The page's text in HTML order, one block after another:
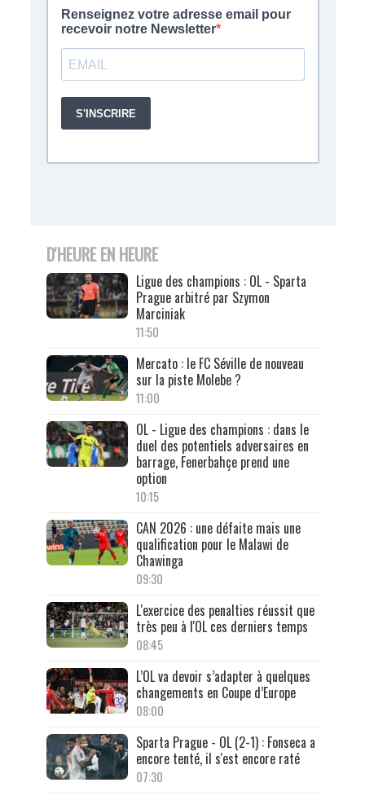
D'HEURE EN HEURE
Ligue des champions : OL - Sparta
Prague arbitré par Szymon
Marciniak
11:50
Mercato : le FC Séville de nouveau
sur la piste Molebe ?
11:00
OL - Ligue des champions : dans le
duel des potentiels adversaires en
barrage, Fenerbahçe prend une
option
10:15
CAN 2026 : une défaite mais une
qualification pour le Malawi de
Chawinga
09:30
L'exercice des penalties réussit que
très peu à l'OL ces derniers temps
08:45
L’OL va devoir s’adapter à quelques
changements en Coupe d’Europe
08:00
Sparta Prague - OL (2-1) : Fonseca a
encore tenté, il s'est encore raté
07:30